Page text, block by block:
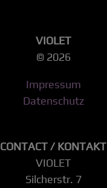
VIOLET
© 2026
Impressum
Datenschutz
CONTACT / KONTAKT
VIOLET
Silcherstr. 7